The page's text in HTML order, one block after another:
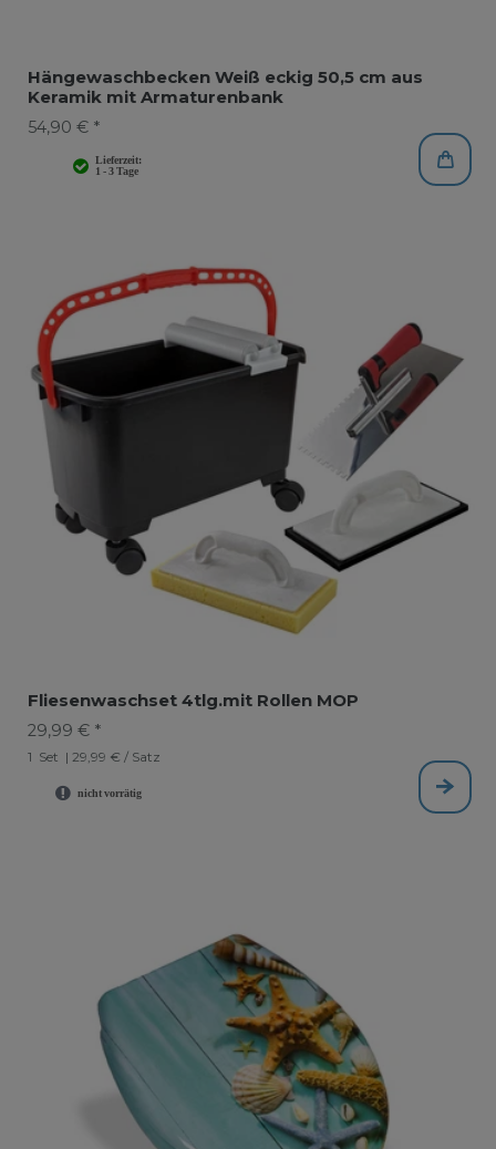
Hängewaschbecken Weiß eckig 50,5 cm aus
Keramik mit Armaturenbank
54,90 € *
Fliesenwaschset 4tlg.mit Rollen MOP
29,99 € *
1 Set | 29,99 € / Satz